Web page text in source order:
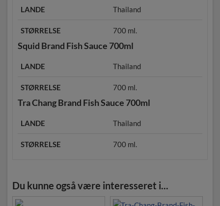
LANDE Thailand
STØRRELSE 700 ml.
Squid Brand Fish Sauce 700ml
LANDE Thailand
STØRRELSE 700 ml.
Tra Chang Brand Fish Sauce 700ml
LANDE Thailand
STØRRELSE 700 ml.
Du kunne også være interesseret i...